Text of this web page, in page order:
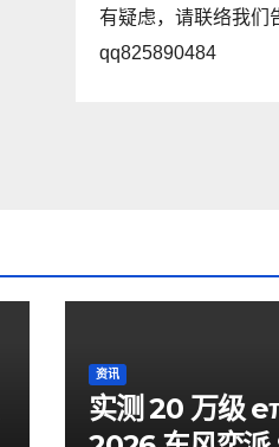
有疑虑，请联络我们
qq825890484
资讯
实测 20 万级